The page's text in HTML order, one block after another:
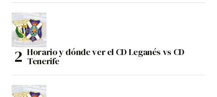
Horario y dónde ver el CD Leganés vs CD
Tenerife